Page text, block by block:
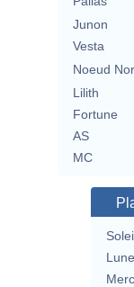
Junon
Vesta
Noeud
Lilith
Fortune
AS
MC
Lune